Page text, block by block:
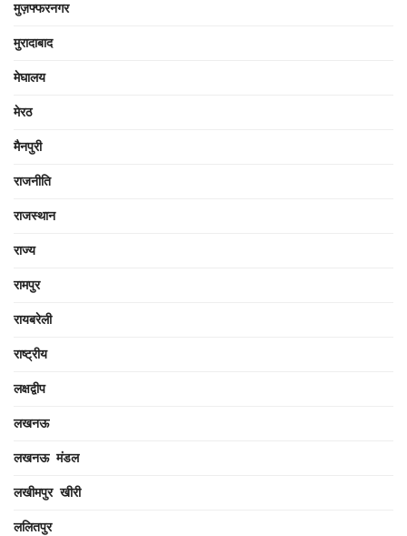
मुज़फ्फरनगर
मुरादाबाद
मेघालय
मेरठ
मैनपुरी
राजनीति
राजस्थान
राज्य
रामपुर
रायबरेली
राष्ट्रीय
लक्षद्वीप
लखनऊ
लखनऊ मंडल
लखीमपुर खीरी
ललितपुर